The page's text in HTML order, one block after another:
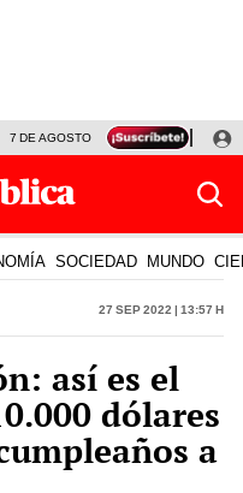
7 DE AGOSTO TINKA RESULTADOS
SOCIEDAD MUNDO
27 Sep 2022 | 13:57 h
así es el
dólares
a